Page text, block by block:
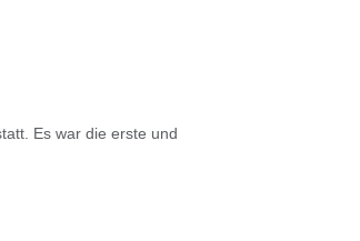
Es war die erste und